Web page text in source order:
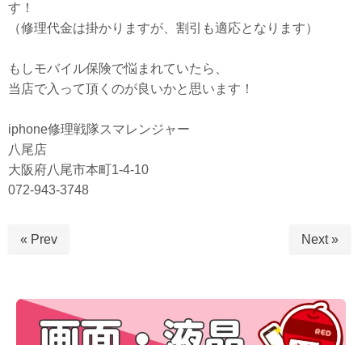
す！
（修理代金は掛かりますが、割引も適応となります）
もしモバイル保険で悩まれていたら、
当店で入って頂くのが良いかと思います！
iphone修理戦隊スマレンジャー
八尾店
大阪府八尾市本町1-4-10
072-943-3748
« Prev Next »